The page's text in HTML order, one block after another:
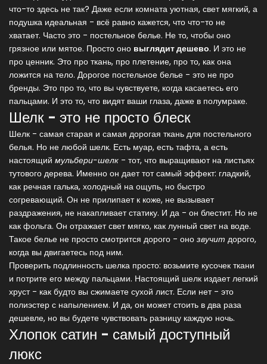
что-то здесь не так? Даже если комната уютная, свет мягкий, а
подушка идеальная - всё равно кажется, что что-то не
хватает. Часто это - постельное белье. Не то, чтобы оно
грязное или мятое. Просто оно выглядит дешево. И это не
про ценник. Это про ткань, про плетение, про то, как она
ложится на тело. Дорогое постельное белье - это не про
бренды. Это про то, что вы чувствуете, когда касаетесь его
пальцами. И это то, что видят ваши глаза, даже в полумраке.
Шелк - это не просто блеск
Шелк - самая старая и самая дорогая ткань для постельного
белья. Но не любой шелк. Есть муар, есть тафта, а есть
настоящий мульбери-шелк - тот, что выращивают на листьях
тутового дерева. Именно он дает тот самый эффект: гладкий,
как речная галька, холодный на ощупь, но быстро
согревающий. Он не прилипает к коже, не вызывает
раздражения, не накапливает статику. И да - он блестит. Но не
как фольга. Он отражает свет мягко, как лунный свет на воде.
Такое белье не просто смотрится дорого - оно звучит дорого,
когда вы двигаетесь под ним.
Проверить подлинность шелка просто: возьмите кусочек ткани
и потрите его между пальцами. Настоящий шелк издает легкий
хруст - как будто вы сжимаете сухой лист. Если нет - это
полиэстер с напылением. И да, он может стоить в два раза
дешевле, но вы будете чувствовать разницу каждую ночь.
Хлопок сатин - самый доступный
люкс